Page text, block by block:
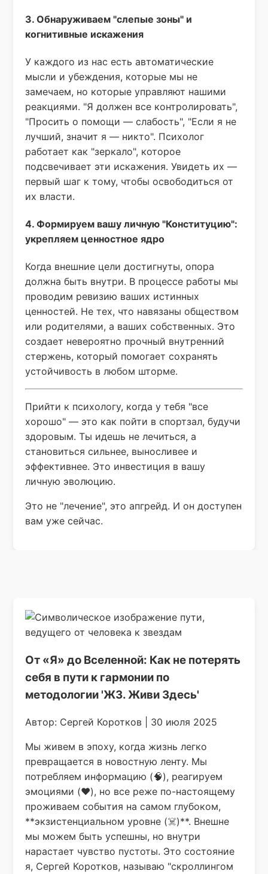
3. Обнаруживаем "слепые зоны" и
когнитивные искажения
У каждого из нас есть автоматические
мысли и убеждения, которые мы не
замечаем, но которые управляют нашими
реакциями. "Я должен все контролировать",
"Просить о помощи — слабость", "Если я не
лучший, значит я — никто". Психолог
работает как "зеркало", которое
подсвечивает эти искажения. Увидеть их —
первый шаг к тому, чтобы освободиться от
их власти.
4. Формируем вашу личную "Конституцию":
укрепляем ценностное ядро
Когда внешние цели достигнуты, опора
должна быть внутри. В процессе работы мы
проводим ревизию ваших истинных
ценностей. Не тех, что навязаны обществом
или родителями, а ваших собственных. Это
создает невероятно прочный внутренний
стержень, который помогает сохранять
устойчивость в любом шторме.
Прийти к психологу, когда у тебя "все
хорошо" — это как пойти в спортзал, будучи
здоровым. Ты идешь не лечиться, а
становиться сильнее, выносливее и
эффективнее. Это инвестиция в вашу
личную эволюцию.
Это не "лечение", это апгрейд. И он доступен
вам уже сейчас.
От «Я» до Вселенной: Как не потерять
себя в пути к гармонии по
методологии 'ЖЗ. Живи Здесь'
Автор: Сергей Коротков | 30 июля 2025
Мы живем в эпоху, когда жизнь легко
превращается в новостную ленту. Мы
потребляем информацию (🧠), реагируем
эмоциями (❤️), но все реже по-настоящему
проживаем события на самом глубоком,
**экзистенциальном уровне (☠️)**. Внешне
мы можем быть успешны, но внутри
нарастает чувство пустоты. Это состояние
я, Сергей Коротков, называю "скроллингом